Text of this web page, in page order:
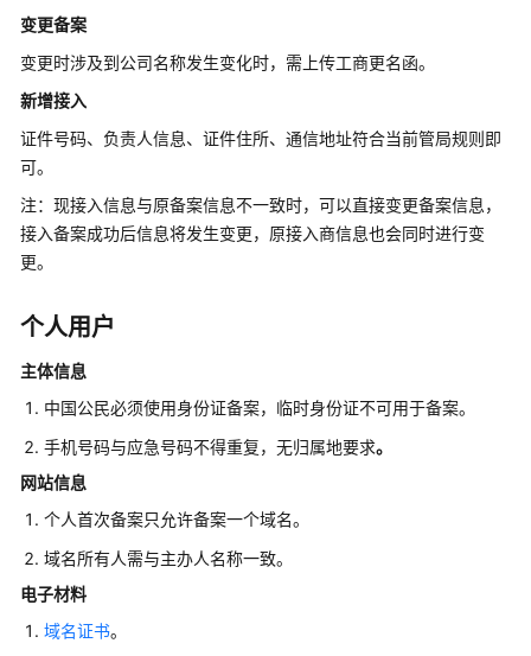
册
号
与
名
证
备
的
域
准
备
备
案
的
服
变更备案
变更时涉及到公司名称发生变化时，需上传工商更名函。
新增接入
证件号码、负责人信息、证件住所、通信地址符合当前管局规则即
可。
注：现接入信息与原备案信息不一致时，可以直接变更备案信息，
接入备案成功后信息将发生变更，原接入商信息也会同时进行变
更。
个人用户
主体信息
中国公民必须使用身份证备案，临时身份证不可用于备案。
手机号码与应急号码不得重复，无归属地要求。
网站信息
个人首次备案只允许备案一个域名。
域名所有人需与主办人名称一致。
电子材料
域名证书。